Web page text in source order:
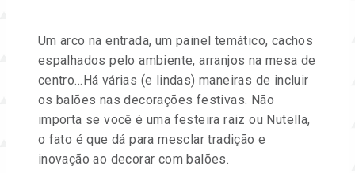
Um arco na entrada, um painel temático, cachos
espalhados pelo ambiente, arranjos na mesa de
centro…Há várias (e lindas) maneiras de incluir
os balões nas decorações festivas. Não
importa se você é uma festeira raiz ou Nutella,
o fato é que dá para mesclar tradição e
inovação ao decorar com balões.